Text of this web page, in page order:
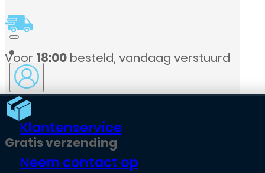
Klantenservice
Neem contact op
Voor 18:00 besteld, vandaag verstuurd
Gratis verzending